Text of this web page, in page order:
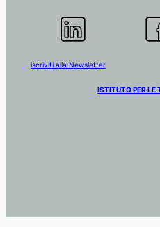
iscriviti alla Newsletter
ISTITUTO PER LE